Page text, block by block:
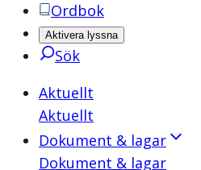
Ordbok
Aktivera lyssna
Sök
Aktuellt
Aktuellt
Dokument & lagar
Dokument & lagar